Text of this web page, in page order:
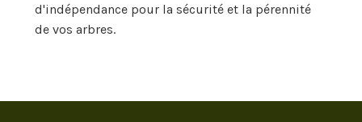
d'indépendance pour la sécurité et la pérennité
de vos arbres.